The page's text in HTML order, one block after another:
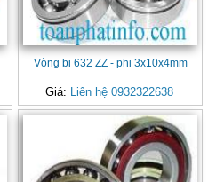
Vòng bi 632 ZZ - phi 3x10x4mm
Giá: Liên hệ 0932322638